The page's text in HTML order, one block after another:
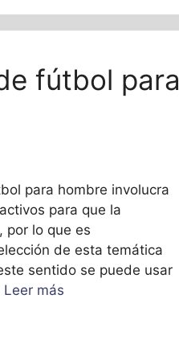
fútbol para
para hombre involucra
para que la
por lo que es
de esta temática
sentido se puede usar
Leer más